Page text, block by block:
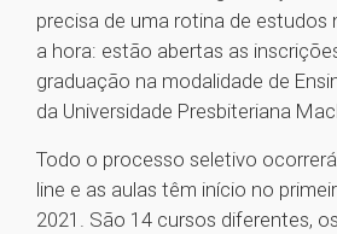
precisa de uma rotina de estudos
a hora: estão abertas as
graduação na modalidade de
da Universidade Presbiteriana
Todo o processo seletivo
line e as aulas têm início no
2021. São 14 cursos diferentes,